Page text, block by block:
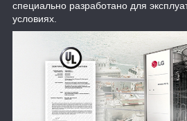
специально разработано для
условиях.